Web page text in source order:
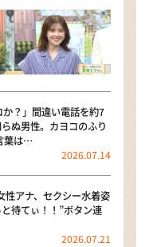
か？」間違い電話を約7
ぬ男性。カヨコのふり
葉は…
2026.07.14
性アナ、セクシー水着姿
待てぃ！！”ボタン連
2026.07.21